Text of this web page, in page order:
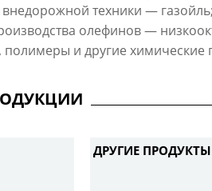
техники — газойль;
олефинов —
полимеры и другие химические
ДРУГИЕ ПРОДУКТЫ